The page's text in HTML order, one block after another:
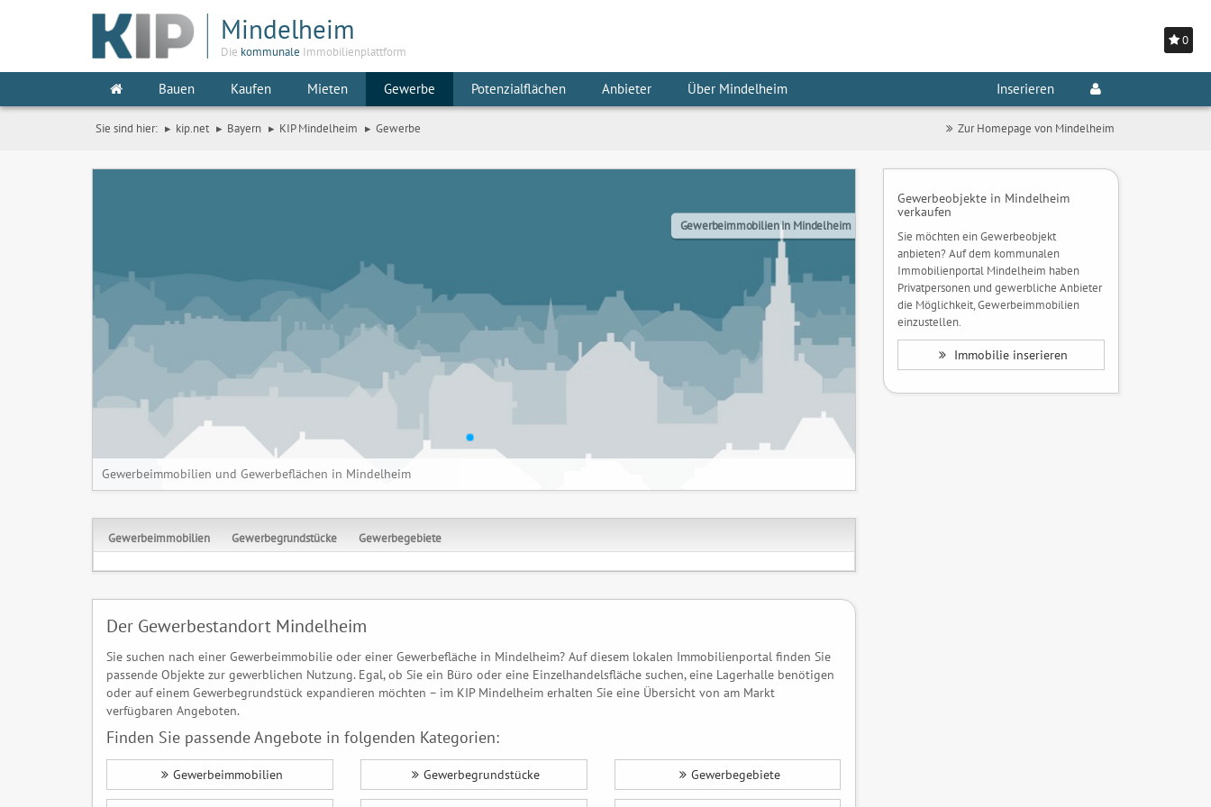
0
Mindelheim
Die kommunale Immobilienplattform
Bauen Kaufen Mieten Gewerbe Potenzialflächen Anbieter Über Mindelheim Inserieren
Sie sind hier: kip.net Bayern KIP Mindelheim Gewerbe Zur Homepage von Mindelheim
Gewerbeimmobilien in Mindelheim
Gewerbeimmobilien und Gewerbeflächen in Mindelheim
Gewerbeimmobilien Gewerbegrundstücke Gewerbegebiete
Der Gewerbestandort Mindelheim
Sie suchen nach einer Gewerbeimmobilie oder einer Gewerbefläche in Mindelheim? Auf diesem lokalen Immobilienportal finden Sie
passende Objekte zur gewerblichen Nutzung. Egal, ob Sie ein Büro oder eine Einzelhandelsfläche suchen, eine Lagerhalle benötigen
oder auf einem Gewerbegrundstück expandieren möchten – im KIP Mindelheim erhalten Sie eine Übersicht von am Markt
verfügbaren Angeboten.
Finden Sie passende Angebote in folgenden Kategorien:
Gewerbeimmobilien Gewerbegrundstücke Gewerbegebiete
Gewerbeobjekte in Mindelheim
verkaufen
Sie möchten ein Gewerbeobjekt
anbieten? Auf dem kommunalen
Immobilienportal Mindelheim haben
Privatpersonen und gewerbliche Anbieter
die Möglichkeit, Gewerbeimmobilien
einzustellen.
Immobilie inserieren